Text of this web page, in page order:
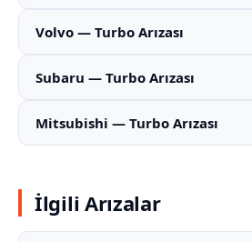
Volvo — Turbo Arızası
Subaru — Turbo Arızası
Mitsubishi — Turbo Arızası
İlgili Arızalar